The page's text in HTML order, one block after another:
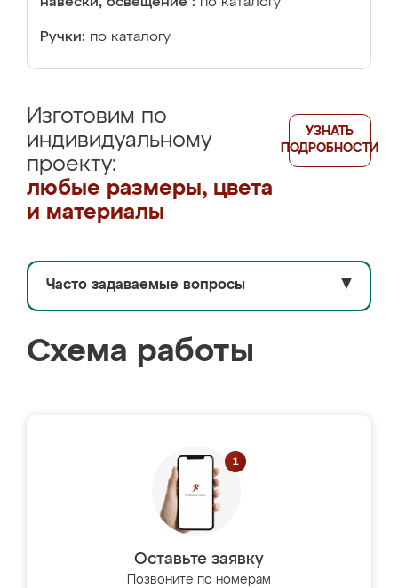
Ручки: по каталогу
Изготовим по
индивидуальному
проекту:
любые размеры, цвета
и материалы
УЗНАТЬ
ПОДРОБНОСТИ
Часто задаваемые вопросы ▼
Схема работы
Оставьте заявку
Позвоните по номерам